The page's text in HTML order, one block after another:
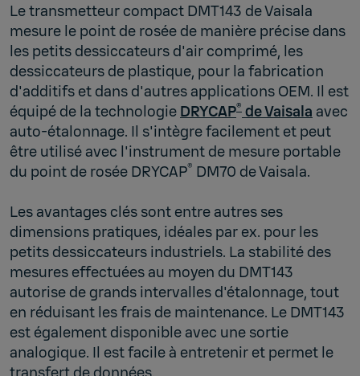
Le transmetteur compact DMT143 de Vaisala
mesure le point de rosée de manière précise dans
les petits dessiccateurs d'air comprimé, les
dessiccateurs de plastique, pour la fabrication
d'additifs et dans d'autres applications OEM. Il est
équipé de la technologie DRYCAP® de Vaisala avec
auto-étalonnage. Il s'intègre facilement et peut
être utilisé avec l'instrument de mesure portable
du point de rosée DRYCAP® DM70 de Vaisala.
Les avantages clés sont entre autres ses
dimensions pratiques, idéales par ex. pour les
petits dessiccateurs industriels. La stabilité des
mesures effectuées au moyen du DMT143
autorise de grands intervalles d'étalonnage, tout
en réduisant les frais de maintenance. Le DMT143
est également disponible avec une sortie
analogique. Il est facile à entretenir et permet le